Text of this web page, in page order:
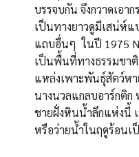
บรรจบกัน จึงกวาดเอา
เป็นทางยาวดูมีเสน่ห์
แถบอื่นๆ ในปี 1975
เป็นพื้นที่ทางธรรมชาติ
แหล่งเพาะพันธุ์สัตว์ห
นางนวลแกลบอาร์กติก
ชายฝั่งหินน้ำลึกแห่งนี้
หรือว่ายน้ำในฤดูร้อนเ